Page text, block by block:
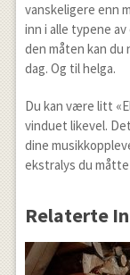
vanskeligere enn
inn i alle typene
den måten kan du
dag. Og til helga.
Du kan være litt
vinduet likevel.
dine
ekstralys du
Relaterte